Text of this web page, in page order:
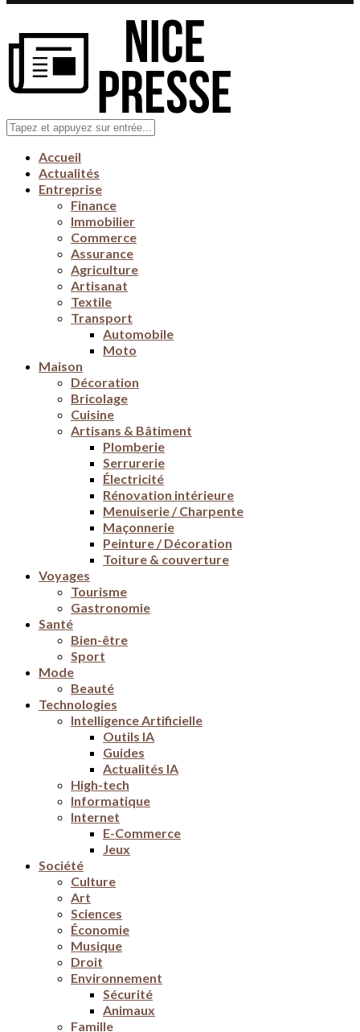
Accueil
Actualités
Entreprise
Finance
Immobilier
Commerce
Assurance
Agriculture
Artisanat
Textile
Transport
Automobile
Moto
Maison
Décoration
Bricolage
Cuisine
Artisans & Bâtiment
Plomberie
Serrurerie
Électricité
Rénovation intérieure
Menuiserie / Charpente
Maçonnerie
Peinture / Décoration
Toiture & couverture
Voyages
Tourisme
Gastronomie
Santé
Bien-être
Sport
Mode
Beauté
Technologies
Intelligence Artificielle
Outils IA
Guides
Actualités IA
High-tech
Informatique
Internet
E-Commerce
Jeux
Société
Culture
Art
Sciences
Économie
Musique
Droit
Environnement
Sécurité
Animaux
Famille